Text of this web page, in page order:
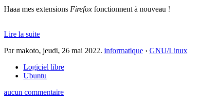
Haaa mes extensions Firefox fonctionnent à nouveau !
Lire la suite
Par makoto, jeudi, 26 mai 2022. informatique › GNU/Linux
Logiciel libre
Ubuntu
aucun commentaire